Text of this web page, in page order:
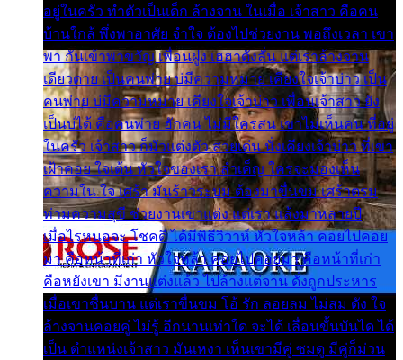
อยู่ในครัว ทำตัวเป็นเด็ก ล้างจาน ในเมื่อ เจ้าสาว คือคน
บ้านใกล้ พึ่งพาอาศัย จำใจ ต้องไปช่วยงาน พอถึงเวลา เขา
พา กันเข้าพาขวัญ เพื่อนฝูง เฮฮาดังลั่น แต่เราล้างจาน
เดียวดาย เป็นคนพ่าย บ่มีความหมาย เคียงใจเจ้าบ่าว เป็น
คนพ่าย บ่มีความหมาย เคียงใจเจ้าบ่าว เพื่อนเจ้าสาว ยัง
เป็นบ่ได้ คือคนพ่าย ฮักคน ไม่มีใครสน เขาไม่เห็นคน ที่อยู่
ในครัว เจ้าสาว ก็มัวแต่งตัว สวยเด่น นั่งเคียงเจ้าบ่าว ที่เขา
เฝ้าคอย ใจเต้น หัวใจของเรา ลำเค็ญ ใครจะมองเห็น
ความใน ใจ เศร้า มันร้าวระบม ต้องมาขื่นขม เศร้าตรม
ท่ามความสุขี ช่วยงานเขาแต่ง แต่เรา แล้งมาหลายปี
เมื่อไรหนอจะ โชคดี ได้มีพิธีวิวาห์ หัวใจหล้า คอยไปคอย
มา คือหน้าที่เก่า หัวใจหล้า คอยไปคอยมา คือหน้าที่เก่า
คือหยังเขา มีงานแต่งแล้ว ไปล้างแต่จาน ดั่งถูกประหาร
เมื่อเขาชื่นบาน แต่เราขื่นขม โอ้ รัก ลอยลม ไม่สม ดัง ใจ
ล้างจานคอยคู่ ไม่รู้ อีกนานเท่าใด จะได้ เลื่อนขั้นบันได ได้
เป็น ตำแหน่งเจ้าสาว มันเหงา เห็นเขามีคู่ ซมดู มีคู่ก็ม่วน